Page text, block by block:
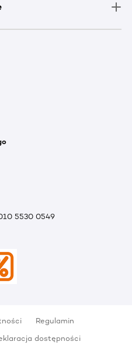
5530 0549
Regulamin
dostępności